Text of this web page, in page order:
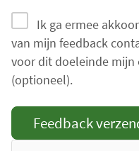
Ik ga ermee
van mijn feedback
voor dit doeleinde mijn
(optioneel).